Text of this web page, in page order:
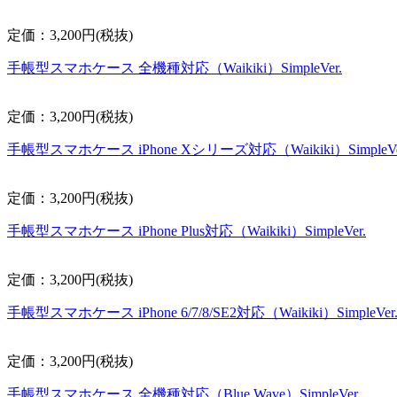
定価：3,200円(税抜)
手帳型スマホケース 全機種対応（Waikiki）SimpleVer.
定価：3,200円(税抜)
手帳型スマホケース iPhone Xシリーズ対応（Waikiki）
定価：3,200円(税抜)
手帳型スマホケース iPhone Plus対応（Waikiki）SimpleVer.
定価：3,200円(税抜)
手帳型スマホケース iPhone 6/7/8/SE2対応（Waikiki）SimpleVer.
定価：3,200円(税抜)
手帳型スマホケース 全機種対応（Blue Wave）SimpleVer.